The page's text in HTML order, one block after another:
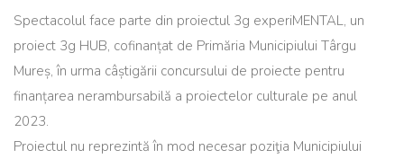
Spectacolul face parte din proiectul 3g experiMENTAL, un
proiect 3g HUB, cofinanțat de Primăria Municipiului Târgu
Mureș, în urma câștigării concursului de proiecte pentru
finanțarea nerambursabilă a proiectelor culturale pe anul
2023.
Proiectul nu reprezintă în mod necesar poziţia Municipiului